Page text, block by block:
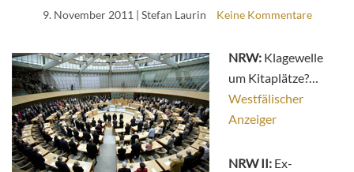
9. November 2011 | Stefan Laurin Keine Kommentare
NRW: Klagewelle
um Kitaplätze?…
Westfälischer
Anzeiger
NRW II: Ex-